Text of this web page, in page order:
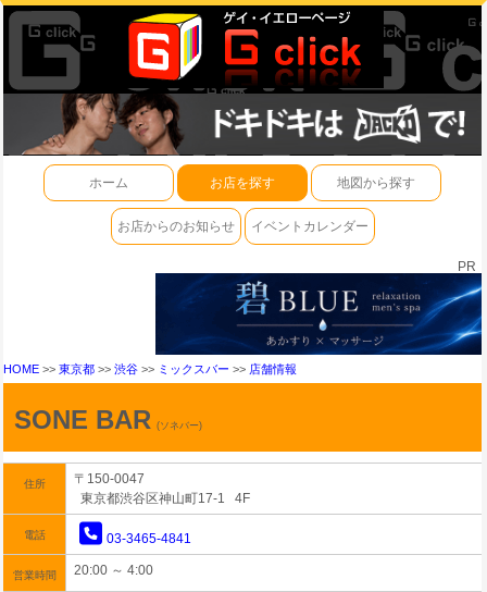
ホーム お店を探す 地図から探す
お店からのお知らせ イベントカレンダー
PR
HOME >> 東京都 >> 渋谷 >> ミックスバー >> 店舗情報
SONE BAR (ソネバー)
住所
〒150-0047
東京都渋谷区神山町17-1 4F
電話 03-3465-4841
営業時間 20:00 ～ 4:00